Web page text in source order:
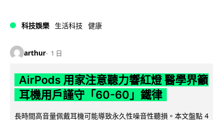
科技娛樂 生活科技 健康
arthur 1 日
AirPods 用家注意聽力響紅燈 醫學界籲
耳機用戶謹守「60-60」鐵律
長時間高音量佩戴耳機可能導致永久性噪音性聽損。本文盤點 4